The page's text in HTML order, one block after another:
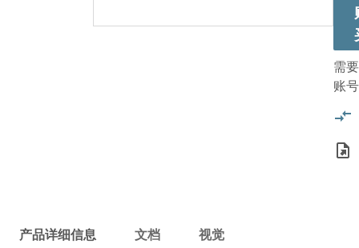
需
账号
产品详细信息 文档 视觉